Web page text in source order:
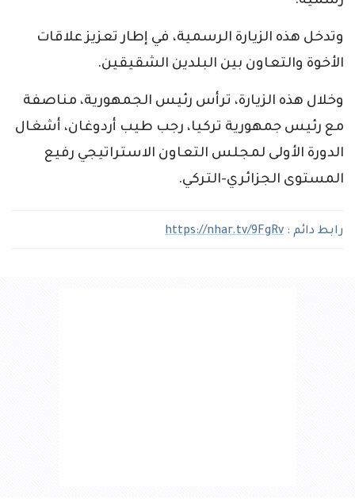
وتدخل هذه الزيارة الرسمية، في إطار تعزيز علاقات
الأخوة والتعاون بين البلدين الشقيقين.
وخلال هذه الزيارة، ترأس رئيس الجمهورية، مناصفة
مع رئيس جمهورية تركيا، رجب طيب أردوغان، أشغال
الدورة الأولى لمجلس التعاون الاستراتيجي رفيع
المستوى الجزائري-التركي.
رابط دائم : https://nhar.tv/9FgRv